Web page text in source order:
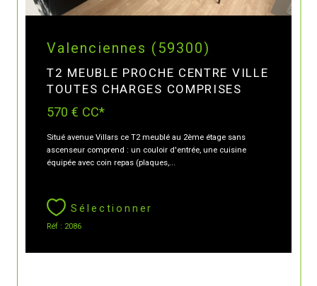
Valenciennes (59300)
T2 MEUBLE PROCHE CENTRE VILLE
TOUTES CHARGES COMPRISES
570 € CC*
Situé avenue Villars ce T2 meublé au 2ème étage sans
ascenseur comprend : un couloir d'entrée, une cuisine
équipée avec coin repas (plaques,...
Sélectionner
Réf : 2086